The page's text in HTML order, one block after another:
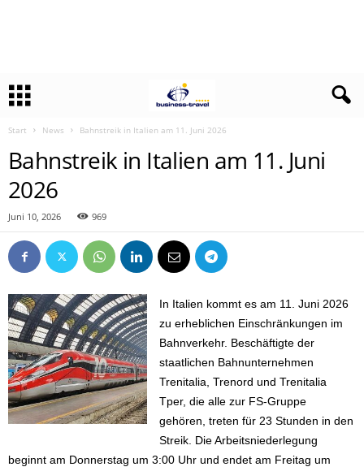
Start News Bahnstreik in Italien am 11. Juni 2026
Bahnstreik in Italien am 11. Juni
2026
Juni 10, 2026 969
In Italien kommt es am 11. Juni 2026
zu erheblichen Einschränkungen im
Bahnverkehr. Beschäftigte der
staatlichen Bahnunternehmen
Trenitalia, Trenord und Trenitalia
Tper, die alle zur FS-Gruppe
gehören, treten für 23 Stunden in den
Streik. Die Arbeitsniederlegung
beginnt am Donnerstag um 3:00 Uhr und endet am Freitag um